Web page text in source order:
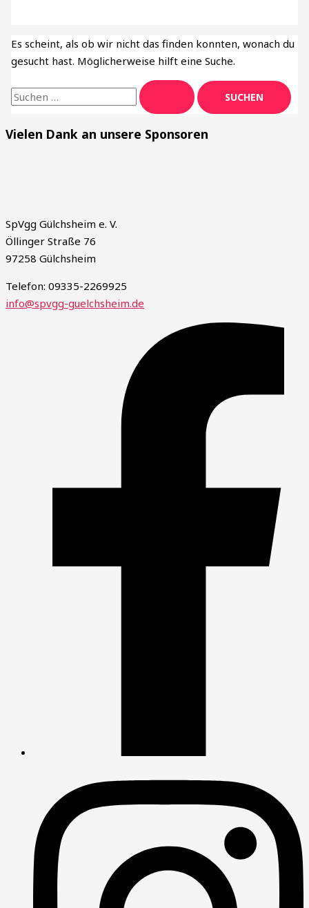
Es scheint, als ob wir nicht das finden konnten, wonach du
gesucht hast. Möglicherweise hilft eine Suche.
Vielen Dank an unsere Sponsoren
SpVgg Gülchsheim e. V.
Öllinger Straße 76
97258 Gülchsheim
Telefon: 09335-2269925
info@spvgg-guelchsheim.de